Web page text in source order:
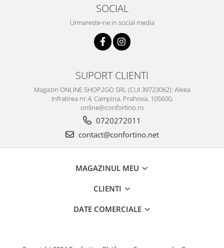
SOCIAL
Urmareste-ne in social media
SUPORT CLIENTI
Magazin ONLINE SHOP2GO SRL (CUI 39723062): Aleea
Infratirea nr.4, Campina, Prahova, 105600,
online@confortino.ro
0720272011
contact@confortino.net
MAGAZINUL MEU
CLIENTI
DATE COMERCIALE